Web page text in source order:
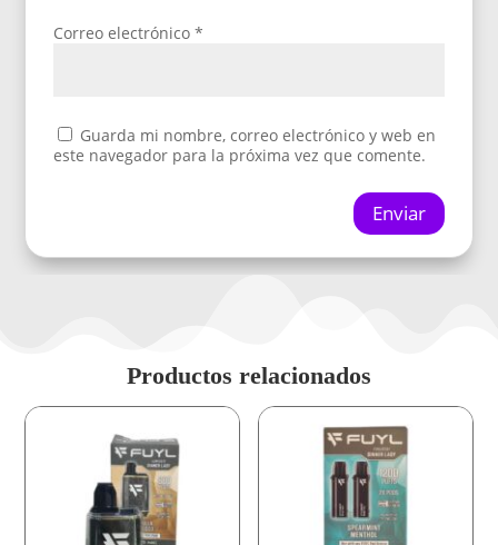
Correo electrónico*
Guarda mi nombre, correo electrónico y web en
este navegador para la próxima vez que comente.
Enviar
Productos relacionados